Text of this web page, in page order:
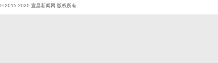
© 2015-2020 宜昌新闻网 版权所有